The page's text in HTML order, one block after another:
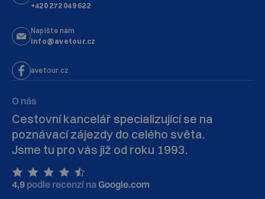
+420 272 049 622
Napište nám
info@avetour.cz
avetour.cz
O nás
Cestovní kancelář specializující se na
poznávací zájezdy do celého světa.
Jsme tu pro vás již od roku 1993.
4,9 podle recenzí naGoogle.com